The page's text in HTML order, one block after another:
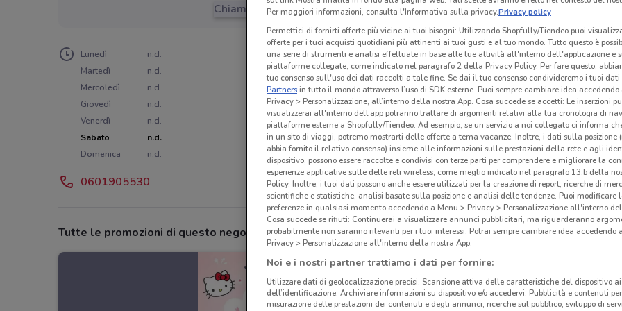
Chiama il negozio
Lunedì
n.d.
Martedì
n.d.
Mercoledì
n.d.
Giovedì
n.d.
Venerdì
n.d.
Sabato
n.d.
Domenica
n.d.
0601905530
Tutte le promozioni di questo negozio
Per maggiori informazioni, consulta l'Informativa sulla privacy.Privacy policy
Permettici di fornirti offerte più vicine ai tuoi bisogni: Utilizzando Shopfully/Tiendeo puoi
offerte per i tuoi acquisti quotidiani più attinenti ai tuoi gusti e al tuo mondo. Tutto questo è
una serie di strumenti e analisi effettuate in base alle tue attività all'interno dell'applicazione e
piattaforme collegate, come indicato nel paragrafo 2 della Privacy Policy. Per fare questo,
tuo consenso sull'uso dei dati raccolti a tale fine. Se dai il tuo consenso condivideremo i tuoi dati
Partnersin tutto il mondo attraverso l’uso di SDK esterne. Puoi sempre cambiare idea accedendo
Privacy > Personalizzazione, all’interno della nostra App. Cosa succede se accetti: Le inserzioni
visualizzerai all'interno dell’app potranno trattare di argomenti relativi alla tua cronologia di
piattaforme esterne a Shopfully/Tiendeo. Ad esempio, se un servizio a noi collegato ci informa
in un sito di viaggi, potremo mostrarti delle offerte a tema vacanze. Inoltre, i dati sulla posizione
abbia fornito il relativo consenso) insieme alle informazioni sulle prestazioni della rete e agli
dispositivo, possono essere raccolte e condivisi con terze parti per comprendere e migliorare la
esperienze applicative sulle delle reti wireless, come meglio indicato nel paragrafo 13.b della
Policy. Inoltre, i tuoi dati possono anche essere utilizzati per la creazione di report, ricerche di
scientifiche e statistiche, analisi basate sulla posizione e analisi delle tendenze. Puoi modificare
preferenze in qualsiasi momento accedendo a Menu > Privacy > Personalizzazione all'interno
Cosa succede se rifiuti: Continuerai a visualizzare annunci pubblicitari, ma riguarderanno
probabilmente non saranno rilevanti per i tuoi interessi. Potrai sempre cambiare idea accedendo
Privacy > Personalizzazione all'interno della nostra App.
Noi e i nostri partner trattiamo i dati per fornire:
Utilizzare dati di geolocalizzazione precisi. Scansione attiva delle caratteristiche del dispositivo
dell’identificazione. Archiviare informazioni su dispositivo e/o accedervi. Pubblicità e contenuti
misurazione delle prestazioni dei contenuti e degli annunci, ricerche sul pubblico, sviluppo di